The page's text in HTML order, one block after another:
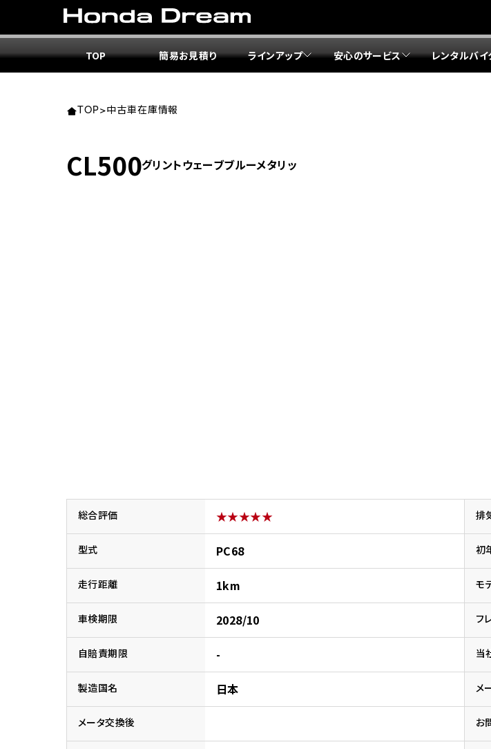
TOP 簡易お見積り ラインアップ 安心のサービス レンタルバイ
TOP>中古車在庫情報
CL500グリントウェーブブルーメタリッ
総合評価 ★★★★★ 排
型式 PC68 初
走行距離 1km モ
車検期限 2028/10 フ
自賠責期限 - 当
製造国名 日本 メ
メータ交換後 お
東北エリア 店舗一覧
関東エリア 店舗一覧
ホンダドリーム 練馬
ホ
ホ
中部エリア 店舗一覧
ホンダドリーム 小牧
近畿エリア 店舗一覧
ホンダドリーム 藤井寺
中国・四国エリア 店舗一覧
九州エリア 店舗一覧
ホンダドリーム 久留米